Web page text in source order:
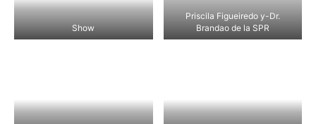
Show
Priscila Figueiredo y-Dr.
Brandao de la SPR